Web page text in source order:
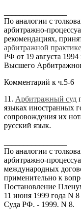
По аналогии с
арбитражно-
рекомендациях,
арбитражной практике
РФ от 19 августа
Высшего
Комментарий к ч.5-6
11. Арбитражный суд
языках иностранных
сопровождения их
русский язык.
По аналогии с
арбитражно-
международных
применительно к
Постановление
11 июня 1999 года N
Суда РФ. - 1999. N 8.